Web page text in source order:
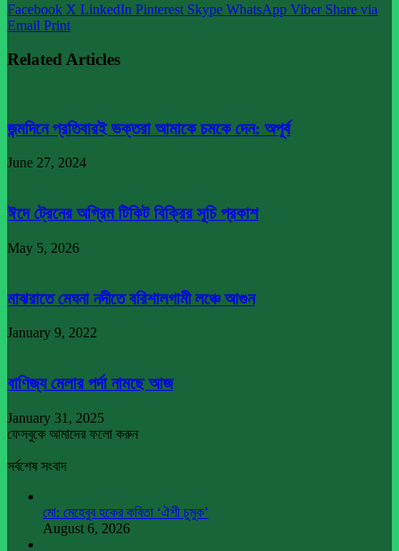
Facebook X LinkedIn Pinterest Skype WhatsApp Viber Share via
Email Print
Related Articles
জন্মদিনে প্রতিবারই ভক্তরা আমাকে চমকে দেন: অপূর্ব
June 27, 2024
ঈদে ট্রেনের অগ্রিম টিকিট বিক্রির সূচি প্রকাশ
May 5, 2026
মাঝরাতে মেঘনা নদীতে বরিশালগামী লঞ্চে আগুন
January 9, 2022
বাণিজ্য মেলার পর্দা নামছে আজ
January 31, 2025
ফেসবুকে আমাদের ফলো করুন
সর্বশেষ সংবাদ
মো: মেহেবুব হকের কবিতা ‘ঐশী চুমুক’
August 6, 2026